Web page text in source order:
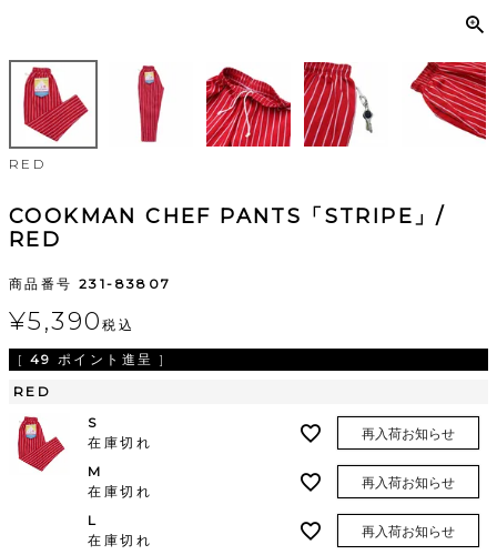
RED
COOKMAN CHEF PANTS「STRIPE」/
RED
商品番号 231-83807
¥5,390税込
[ 49 ポイント進呈 ]
RED
S
在庫切れ
再入荷お知らせ
M
在庫切れ
再入荷お知らせ
L
在庫切れ
再入荷お知らせ